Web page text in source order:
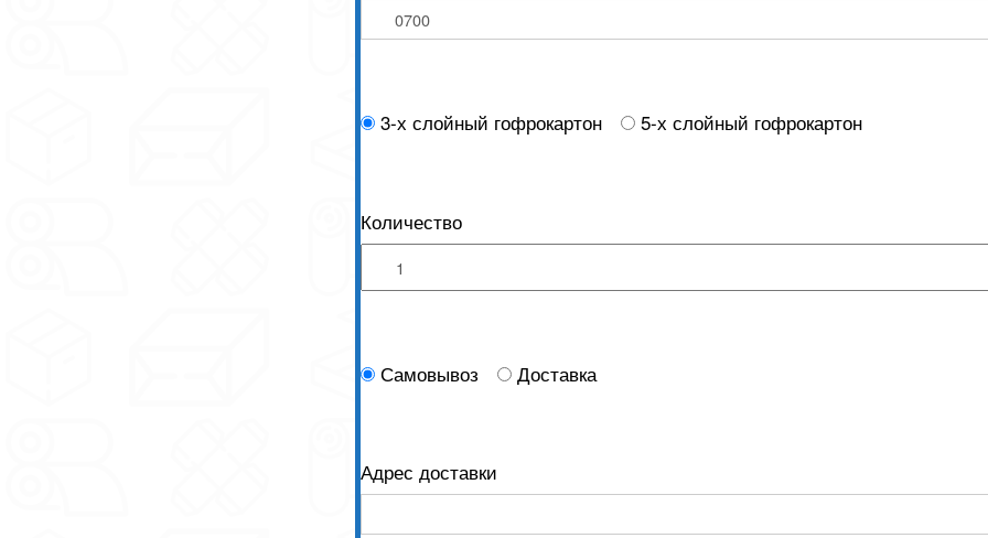
3-х слойный гофрокартон 5-х слойный гофрокартон
Количество
Самовывоз Доставка
Адрес доставки